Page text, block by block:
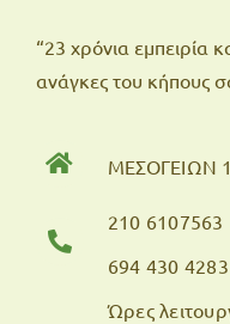
“23 χρόνια εμπειρία
ανάγκες του κήπους
ΜΕΣΟΓΕΙΩΝ
210 6107563
694 430 4283
Ώρες